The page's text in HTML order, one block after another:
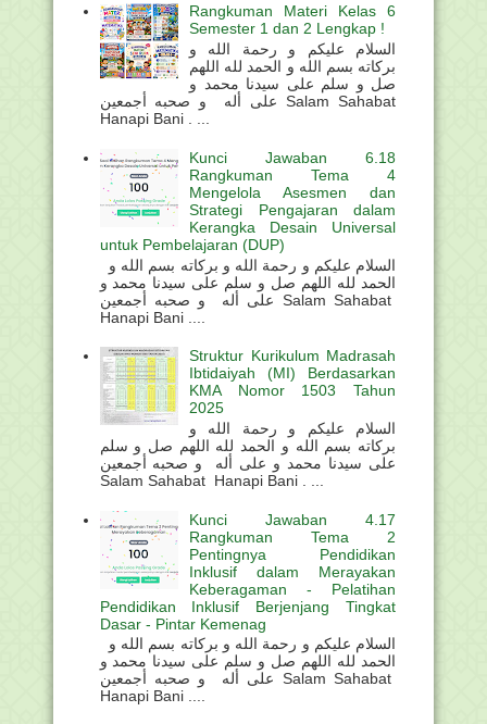
Rangkuman Materi Kelas 6
Semester 1 dan 2 Lengkap !
السلام عليكم و رحمة الله و
بركاته بسم الله و الحمد لله اللهم
صل و سلم على سيدنا محمد و
على أله و صحبه أجمعين Salam Sahabat
Hanapi Bani . ...
Kunci Jawaban 6.18
Rangkuman Tema 4
Mengelola Asesmen dan
Strategi Pengajaran dalam
Kerangka Desain Universal
untuk Pembelajaran (DUP)
الحمد لله اللهم صل و سلم على سيدنا محمد و
على أله و صحبه أجمعين Salam Sahabat
Hanapi Bani ....
Struktur Kurikulum Madrasah
Ibtidaiyah (MI) Berdasarkan
KMA Nomor 1503 Tahun
2025
السلام عليكم و رحمة الله و
بركاته بسم الله و الحمد لله اللهم صل و سلم
على سيدنا محمد و على أله و صحبه أجمعين
Salam Sahabat Hanapi Bani . ...
Kunci Jawaban 4.17
Rangkuman Tema 2
Pentingnya Pendidikan
Inklusif dalam Merayakan
Keberagaman - Pelatihan
Pendidikan Inklusif Berjenjang Tingkat
Dasar - Pintar Kemenag
الحمد لله اللهم صل و سلم على سيدنا محمد و
على أله و صحبه أجمعين Salam Sahabat
Hanapi Bani ....